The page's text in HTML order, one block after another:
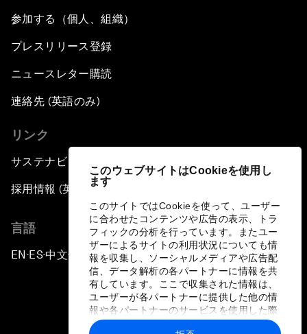
このウェブサイトはCookieを使用し
ます
このサイトではCookieを使って、ユーザー
に合わせたコンテンツや広告の表示、トラ
フィックの分析を行っています。またユー
ザーによるサイトの利用状況についても情
報を収集し、ソーシャルメディアや広告配
信、データ解析の各パートナーに情報を共
有しています。ここで収集された情報は、
ユーザーが各パートナーに提供した他の情
報や各パートナーのサービスを使用した際
に収集された情報と組み合わされ、各パー
参加する（個人、組織）
プレスリリース登録
ニュースレター購読
連絡先 (英語のみ)
リンク
サステナビリティへの取り組み
採用情報 (英語のみ)
言語
EN ▪ES▪中文▪ 日本語